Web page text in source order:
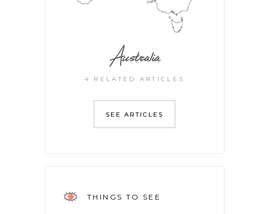
Australia
4 RELATED ARTICLES
SEE ARTICLES
THINGS TO SEE